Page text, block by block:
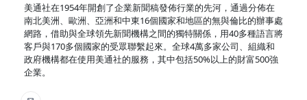
美通社在1954年開創了企業新聞稿發佈行業的先河，通過分佈在
南北美洲、歐洲、亞洲和中東16個國家和地區的無與倫比的辦事處
網路，借助與全球領先新聞機構之間的獨特關係，用40多種語言將
客戶與170多個國家的受眾聯繫起來。全球4萬多家公司、組織和
政府機構都在使用美通社的服務，其中包括50%以上的財富500強
企業。